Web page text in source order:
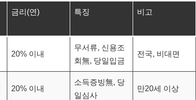
금리(연) 특징 비고
20% 이내
무서류, 신용조
회無, 당일입금
전국, 비대면
20% 이내
소득증빙無, 당
일심사
만20세 이상